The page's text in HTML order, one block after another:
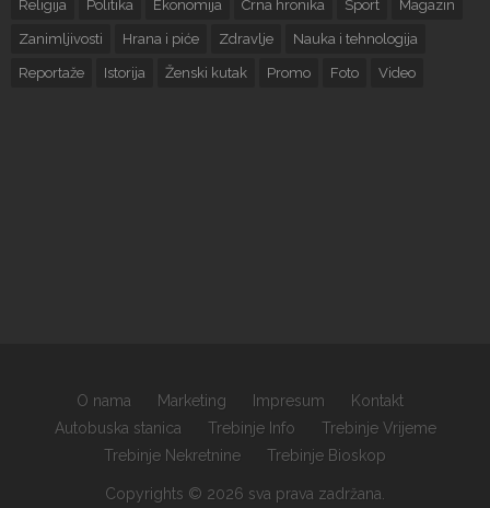
Religija Politika Ekonomija Crna hronika Sport Magazin
Zanimljivosti Hrana i piće Zdravlje Nauka i tehnologija
Reportaže Istorija Ženski kutak Promo Foto Video
O nama Marketing Impresum
Kontakt
Autobuska stanica
Trebinje Info
Trebinje Vrijeme
Trebinje Nekretnine
Trebinje Bioskop
Copyrights © 2026 sva prava zadržana.